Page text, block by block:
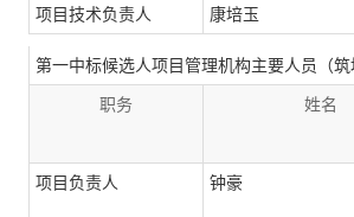
项目技术负责人 康培玉
第一中标候选人项目管理机构主要人员（筑
职务 姓名
项目负责人 钟豪